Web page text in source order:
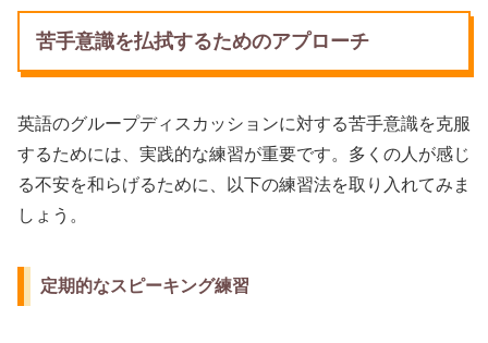
苦手意識を払拭するためのアプローチ
英語のグループディスカッションに対する苦手意識を克服
するためには、実践的な練習が重要です。多くの人が感じ
る不安を和らげるために、以下の練習法を取り入れてみま
しょう。
定期的なスピーキング練習